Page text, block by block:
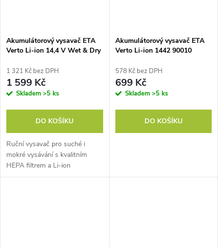
Akumulátorový vysavač ETA
Verto Li-ion 14,4 V Wet & Dry
1 321 Kč bez DPH
1 599 Kč
Skladem >5 ks
DO KOŠÍKU
Ruční vysavač pro suché i
mokré vysávání s kvalitním
HEPA filtrem a Li-ion
akumulátorem 14,4 V s výdrží
Akumulátorový vysavač ETA
Verto Li-ion 1442 90010
578 Kč bez DPH
699 Kč
Skladem >5 ks
DO KOŠÍKU